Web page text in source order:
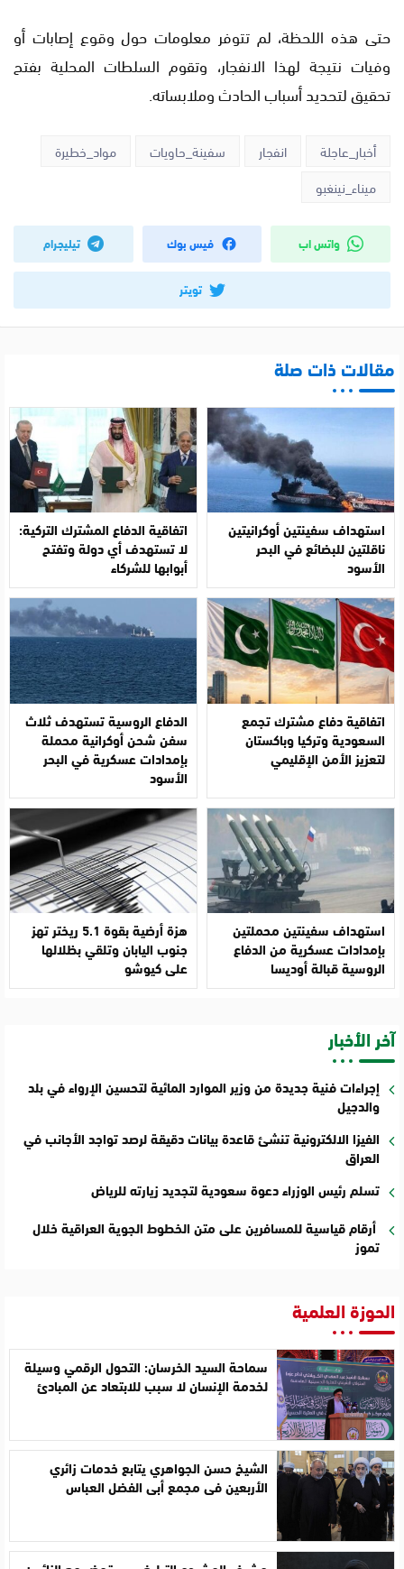
حتى هذه اللحظة، لم تتوفر معلومات حول وقوع إصابات أو
وفيات نتيجة لهذا الانفجار، وتقوم السلطات المحلية بفتح
تحقيق لتحديد أسباب الحادث وملابساته.
أخبار_عاجلة انفجار سفينة_حاويات
مواد_خطيرة
ميناء_نينغبو
واتس اب فيس بوك تيليجرام
تويتر
مقالات ذات صلة
استهداف سفينتين أوكرانيتين
ناقلتين للبضائع في البحر
الأسود
اتفاقية الدفاع المشترك التركية:
لا تستهدف أي دولة وتفتح
أبوابها للشركاء
اتفاقية دفاع مشترك تجمع
السعودية وتركيا وباكستان
لتعزيز الأمن الإقليمي
الدفاع الروسية تستهدف ثلاث
سفن شحن أوكرانية محملة
بإمدادات عسكرية في البحر
الأسود
استهداف سفينتين محملتين
بإمدادات عسكرية من الدفاع
الروسية قبالة أوديسا
هزة أرضية بقوة 5.1 ريختر تهز
جنوب اليابان وتلقي بظلالها
على كيوشو
آخر الأخبار
إجراءات فنية جديدة من وزير الموارد المائية لتحسين الإرواء في بلد
والدجيل
الفيزا الالكترونية تنشئ قاعدة بيانات دقيقة لرصد تواجد الأجانب في
العراق
تسلم رئيس الوزراء دعوة سعودية لتجديد زيارته للرياض
أرقام قياسية للمسافرين على متن الخطوط الجوية العراقية خلال
تموز
الحوزة العلمية
سماحة السيد الخرسان: التحول الرقمي وسيلة
لخدمة الإنسان لا سبب للابتعاد عن المبادئ
الشيخ حسن الجواهري يتابع خدمات زائري
الأربعين في مجمع أبي الفضل العباس